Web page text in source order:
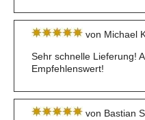
von Michael
Sehr schnelle Lieferung!
Empfehlenswert!
von Bastian